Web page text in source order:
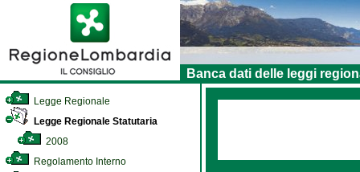
Banca dati delle leggi
Legge Regionale
Legge Regionale Statutaria
2008
Regolamento Interno